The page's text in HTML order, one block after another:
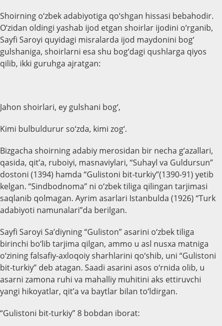
Shoirning o‘zbek adabiyotiga qo‘shgan hissasi bebahodir.
O‘zidan oldingi yashab ijod etgan shoirlar ijodini o‘rganib,
Sayfi Saroyi quyidagi misralarda ijod maydonini bog‘
gulshaniga, shoirlarni esa shu bog‘dagi qushlarga qiyos
qilib, ikki guruhga ajratgan:
Jahon shoirlari, ey gulshani bog‘,
Kimi bulbuldurur so‘zda, kimi zog‘.
Bizgacha shoirning adabiy merosidan bir necha g‘azallari,
qasida, qit’a, ruboiyi, masnaviylari, “Suhayl va Guldursun”
dostoni (1394) hamda “Gulistoni bit-turkiy”(1390-91) yetib
kelgan. “Sindbodnoma” ni o‘zbek tiliga qilingan tarjimasi
saqlanib qolmagan. Ayrim asarlari Istanbulda (1926) “Turk
adabiyoti namunalari”da berilgan.
Sayfi Saroyi Sa’diyning “Guliston” asarini o‘zbek tiliga
birinchi bo‘lib tarjima qilgan, ammo u asl nusхa matniga
o‘zining falsafiy-axloqoiy sharhlarini qo‘shib, uni “Gulistoni
bit-turkiy” deb atagan. Saadi asarini asos o‘rnida olib, u
asarni zamona ruhi va mahalliy muhitini aks ettiruvchi
yangi hikoyatlar, qit’a va baytlar bilan to‘ldirgan.
“Gulistoni bit-turkiy” 8 bobdan iborat: